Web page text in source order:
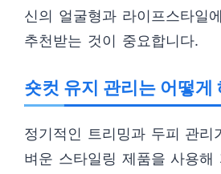
신의 얼굴형과 라이프스타일
추천받는 것이 중요합니다.
숏컷 유지 관리는 어떻게
정기적인 트리밍과 두피 관리
벼운 스타일링 제품을 사용해